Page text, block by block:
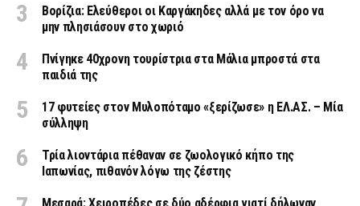
Βορίζια: Ελεύθεροι οι Καργάκηδες αλλά με τον όρο να
μην πλησιάσουν στο χωριό
Πνίγηκε 40χρονη τουρίστρια στα Μάλια μπροστά στα
παιδιά της
17 φυτείες στον Μυλοπόταμο «ξερίζωσε» η ΕΛ.ΑΣ. – Μία
σύλληψη
Τρία λιοντάρια πέθαναν σε ζωολογικό κήπο της
Ιαπωνίας, πιθανόν λόγω της ζέστης